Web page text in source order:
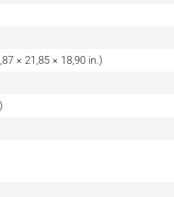
× 21,85 × 18,90 in.)